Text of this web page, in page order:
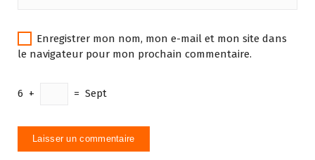
Enregistrer mon nom, mon e-mail et mon site dans
le navigateur pour mon prochain commentaire.
6 + = Sept